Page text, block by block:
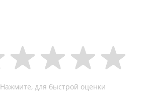
Нажмите, для быстрой оценки